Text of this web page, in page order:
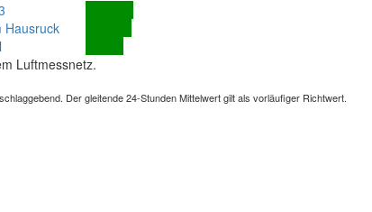
Hausruck
Luftmessnetz.
Der gleitende 24-Stunden Mittelwert gilt als vorläufiger Richtwert.